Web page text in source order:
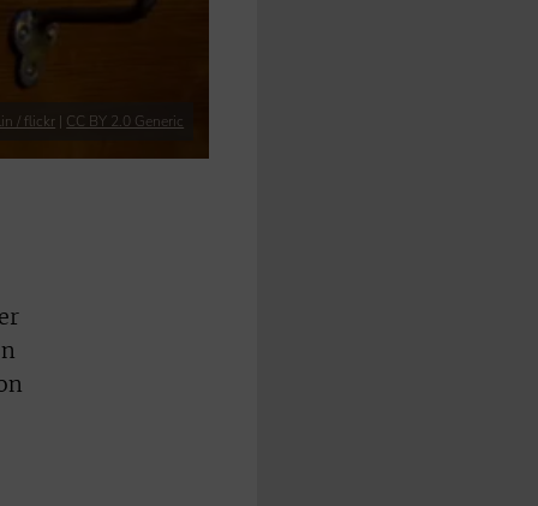
/ flickr | CC BY 2.0 Generic